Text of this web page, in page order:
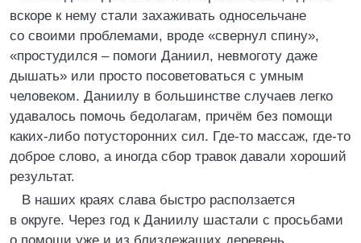
вскоре к нему стали захаживать односельчане
со своими проблемами, вроде «свернул спину»,
«простудился – помоги Даниил, невмоготу даже
дышать» или просто посоветоваться с умным
человеком. Даниилу в большинстве случаев легко
удавалось помочь бедолагам, причём без помощи
каких-либо потусторонних сил. Где-то массаж, где-то
доброе слово, а иногда сбор травок давали хороший
результат.
В наших краях слава быстро расползается
в округе. Через год к Даниилу шастали с просьбами